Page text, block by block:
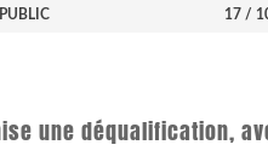
17 /
une déqualification,